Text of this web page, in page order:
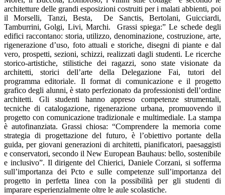
architetture delle grandi esposizioni costruiti per i malati abbienti, poi
il Morselli, Tanzi, Besta, De Sanctis, Bertolani, Guicciardi,
Tamburrini, Golgi, Livi, Marchi. Grassi spiega:” Le schede degli
edifici raccontano: storia, utilizzo, denominazione, costruzione, arte,
rigenerazione d’uso, foto attuali e storiche, disegni di piante e dal
vero, prospetti, sezioni, schizzi, realizzati dagli studenti. Le ricerche
storico-artistiche, stilistiche dei ragazzi, sono state visionate da
architetti, storici dell’arte della Delegazione Fai, tutori del
programma editoriale. Il format di comunicazione e il progetto
grafico degli alunni, è stato perfezionato da professionisti dell’ordine
architetti. Gli studenti hanno appreso competenze strumentali,
tecniche di catalogazione, rigenerazione urbana, promuovendo il
progetto con comunicazione tradizionale e multimediale. La stampa
è autofinanziata. Grassi chiosa: “Comprendere la memoria come
strategia di progettazione del futuro, è l’obiettivo portante della
guida, per giovani generazioni di architetti, pianificatori, paesaggisti
e conservatori, secondo il New European Bauhaus: bello, sostenibile
e inclusivo”. Il dirigente del Chierici, Daniele Corzani, si sofferma
sull’importanza dei Pcto e sulle competenze sull’importanza del
progetto in perfetta linea con la possibilità per gli studenti di
imparare esperienzialmente oltre le aule scolastiche.